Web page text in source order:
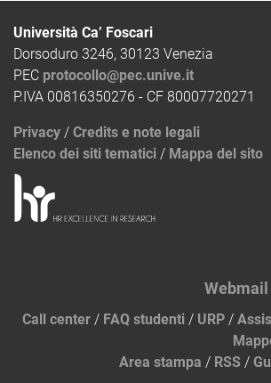
Università Ca’ Foscari
Dorsoduro 3246, 30123 Venezia
PEC protocollo@pec.unive.it
P.IVA 00816350276 - CF 80007720271
Privacy / Credits e note legali
Elenco dei siti tematici / Mappa del sito
Webmail
Call center / FAQ studenti / URP /
Area stampa / RSS /